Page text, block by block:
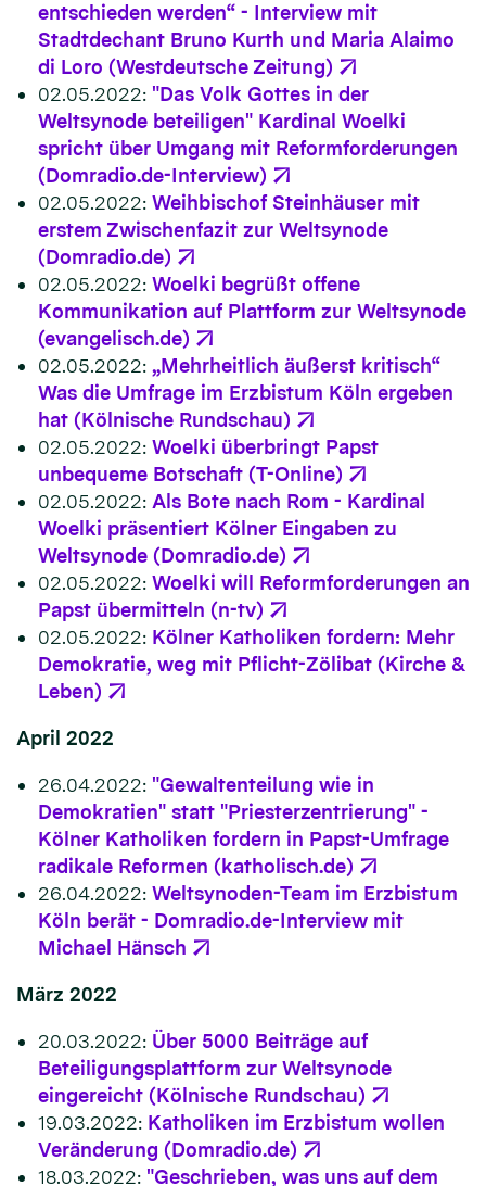
entschieden werden“ - Interview mit
Stadtdechant Bruno Kurth und Maria Alaimo
di Loro (Westdeutsche Zeitung)
02.05.2022: "Das Volk Gottes in der
Weltsynode beteiligen" Kardinal Woelki
spricht über Umgang mit Reformforderungen
(Domradio.de-Interview)
02.05.2022: Weihbischof Steinhäuser mit
erstem Zwischenfazit zur Weltsynode
(Domradio.de)
02.05.2022: Woelki begrüßt offene
Kommunikation auf Plattform zur Weltsynode
(evangelisch.de)
02.05.2022: „Mehrheitlich äußerst kritisch“
Was die Umfrage im Erzbistum Köln ergeben
hat (Kölnische Rundschau)
02.05.2022: Woelki überbringt Papst
unbequeme Botschaft (T-Online)
02.05.2022: Als Bote nach Rom - Kardinal
Woelki präsentiert Kölner Eingaben zu
Weltsynode (Domradio.de)
02.05.2022: Woelki will Reformforderungen an
Papst übermitteln (n-tv)
02.05.2022: Kölner Katholiken fordern: Mehr
Demokratie, weg mit Pflicht-Zölibat (Kirche &
Leben)
April 2022
26.04.2022: "Gewaltenteilung wie in
Demokratien" statt "Priesterzentrierung" -
Kölner Katholiken fordern in Papst-Umfrage
radikale Reformen (katholisch.de)
26.04.2022: Weltsynoden-Team im Erzbistum
Köln berät - Domradio.de-Interview mit
Michael Hänsch
März 2022
20.03.2022: Über 5000 Beiträge auf
Beteiligungsplattform zur Weltsynode
eingereicht (Kölnische Rundschau)
19.03.2022: Katholiken im Erzbistum wollen
Veränderung (Domradio.de)
18.03.2022: "Geschrieben, was uns auf dem